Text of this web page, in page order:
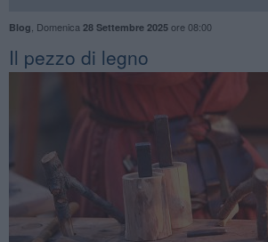
Blog Domenica 28 Settembre 2025ore 08:00
​Il pezzo di legno